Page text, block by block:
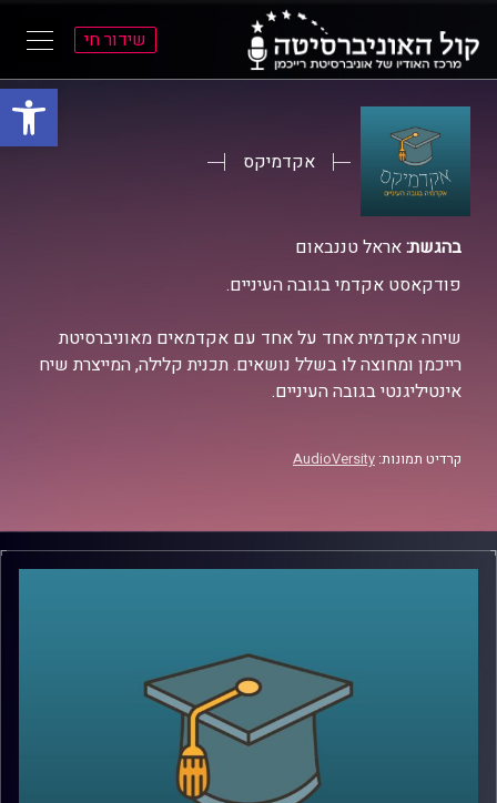
פתח
שידור חי
אקדמיקס
בהגשת:אראל טננבאום
פודקאסט אקדמי בגובה העיניים.
שיחה אקדמית אחד על אחד עם אקדמאים מאוניברסיטת
רייכמן ומחוצה לו בשלל נושאים. תכנית קלילה, המייצרת שיח
אינטיליגנטי בגובה העיניים.
קרדיט תמונות: AudioVersity